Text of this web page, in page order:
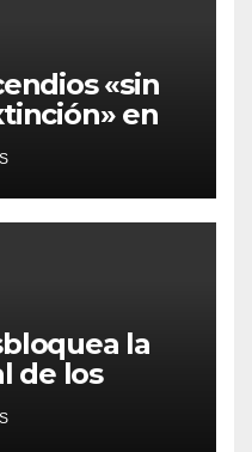
«sin
en
Madrid
la
de los
del